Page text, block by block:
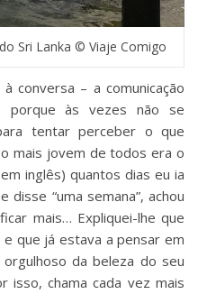
Sri Lanka © Viaje Comigo
conversa – a comunicação
porque às vezes não se
tentar perceber o que
mais jovem de todos era o
inglês) quantos dias eu ia
disse “uma semana”, achou
mais… Expliquei-lhe que
que já estava a pensar em
da beleza do seu
isso, chama cada vez mais